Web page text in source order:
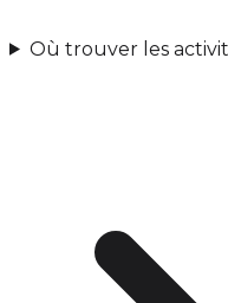
Où trouver les